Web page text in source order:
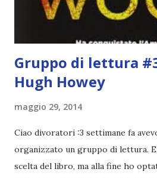
l'inizio!). Stessa cosa con Blue ,
Gruppo di lettura
Hugh Howey
maggio 29, 2014
Ciao divoratori :3 settimane fa
organizzato un gruppo di lettura.
scelta del libro, ma alla fine ho